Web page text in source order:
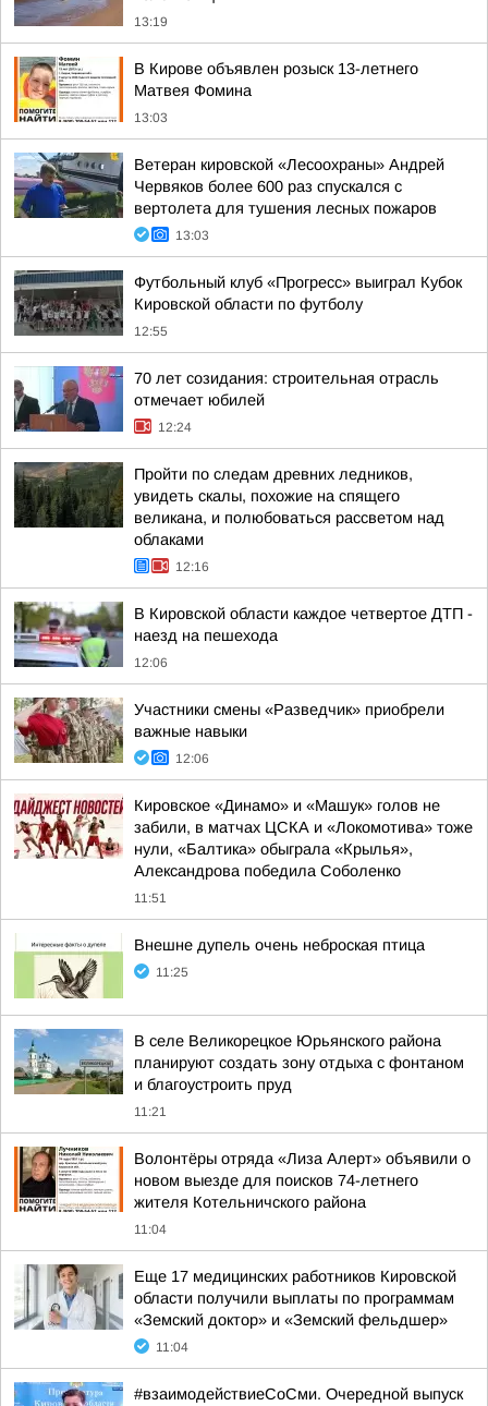
13:19
В Кирове объявлен розыск 13-летнего
Матвея Фомина
13:03
Ветеран кировской «Лесоохраны» Андрей
Червяков более 600 раз спускался с
вертолета для тушения лесных пожаров
13:03
Футбольный клуб «Прогресс» выиграл Кубок
Кировской области по футболу
12:55
70 лет созидания: строительная отрасль
отмечает юбилей
12:24
Пройти по следам древних ледников,
увидеть скалы, похожие на спящего
великана, и полюбоваться рассветом над
облаками
12:16
В Кировской области каждое четвертое ДТП -
наезд на пешехода
12:06
Участники смены «Разведчик» приобрели
важные навыки
12:06
Кировское «Динамо» и «Машук» голов не
забили, в матчах ЦСКА и «Локомотива» тоже
нули, «Балтика» обыграла «Крылья»,
Александрова победила Соболенко
11:51
Внешне дупель очень неброская птица
11:25
В селе Великорецкое Юрьянского района
планируют создать зону отдыха с фонтаном
и благоустроить пруд
11:21
Волонтёры отряда «Лиза Алерт» объявили о
новом выезде для поисков 74-летнего
жителя Котельничского района
11:04
Еще 17 медицинских работников Кировской
области получили выплаты по программам
«Земский доктор» и «Земский фельдшер»
11:04
#взаимодействиеСоСми. Очередной выпуск